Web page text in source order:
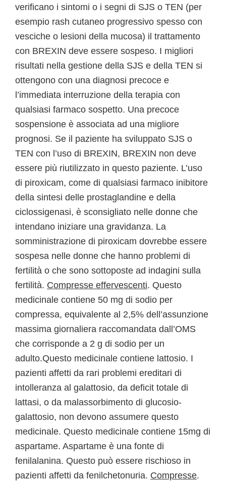
verificano i sintomi o i segni di SJS o TEN (per
esempio rash cutaneo progressivo spesso con
vesciche o lesioni della mucosa) il trattamento
con BREXIN deve essere sospeso. I migliori
risultati nella gestione della SJS e della TEN si
ottengono con una diagnosi precoce e
l’immediata interruzione della terapia con
qualsiasi farmaco sospetto. Una precoce
sospensione è associata ad una migliore
prognosi. Se il paziente ha sviluppato SJS o
TEN con l’uso di BREXIN, BREXIN non deve
essere più riutilizzato in questo paziente. L’uso
di piroxicam, come di qualsiasi farmaco inibitore
della sintesi delle prostaglandine e della
ciclossigenasi, è sconsigliato nelle donne che
intendano iniziare una gravidanza. La
somministrazione di piroxicam dovrebbe essere
sospesa nelle donne che hanno problemi di
fertilità o che sono sottoposte ad indagini sulla
fertilità. Compresse effervescenti. Questo
medicinale contiene 50 mg di sodio per
compressa, equivalente al 2,5% dell’assunzione
massima giornaliera raccomandata dall’OMS
che corrisponde a 2 g di sodio per un
adulto.Questo medicinale contiene lattosio. I
pazienti affetti da rari problemi ereditari di
intolleranza al galattosio, da deficit totale di
lattasi, o da malassorbimento di glucosio-
galattosio, non devono assumere questo
medicinale. Questo medicinale contiene 15mg di
aspartame. Aspartame è una fonte di
fenilalanina. Questo può essere rischioso in
pazienti affetti da fenilchetonuria. Compresse.